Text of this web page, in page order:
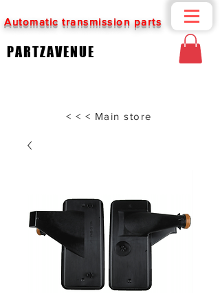
Automatic transmission parts
PARTZAVENUE
< < < Main store